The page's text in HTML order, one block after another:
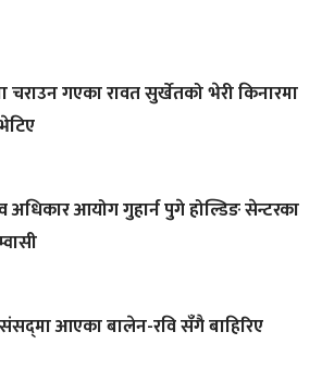
चराउन गएका रावत सुर्खेतको भेरी किनारमा
अधिकार आयोग गुहार्न पुगे होल्डिङ सेन्टरका
आएका बालेन-रवि सँगै बाहिरिए